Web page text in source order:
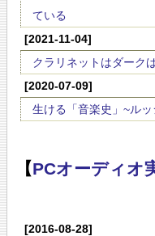
ている
[2021-11-04]
クラリネットはダーク
[2020-07-09]
生ける「音楽史」~ル
【PCオーディオ
[2016-08-28]